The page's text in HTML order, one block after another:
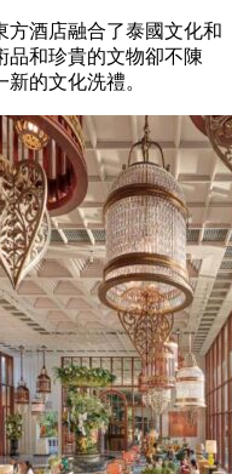
方酒店融合了泰國文化和
品和珍貴的文物卻不陳
的文化洗禮。